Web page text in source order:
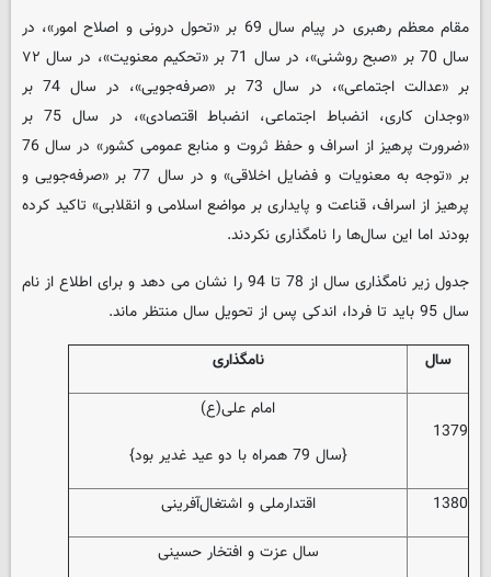
مقام معظم رهبری در پیام سال 69 بر «تحول درونی و اصلاح امور»، در
سال 70 بر «صبح روشنی»، در سال 71 بر «تحکیم معنویت»، در سال ۷۲
بر «عدالت اجتماعی»، در سال 73 بر «صرفه‌جویی»، در سال 74 بر
«وجدان کاری، انضباط اجتماعی، انضباط اقتصادی»، در سال 75 بر
«ضرورت پرهیز از اسراف و حفظ ثروت و منابع عمومی کشور» در سال 76
بر «توجه به معنویات و فضایل اخلاقی» و در سال 77 بر «صرفه‌جویی و
پرهیز از اسراف، قناعت و پایداری بر مواضع اسلامی و انقلابی» تاکید کرده
بودند اما این سال‌ها را نامگذاری نکردند.
جدول زیر نامگذاری سال از 78 تا 94 را نشان می دهد و برای اطلاع از نام
سال 95 باید تا فردا، اندکی پس از تحویل سال منتظر ماند.
سال
نامگذاری
1379
امام علی(ع)
{سال 79 همراه با دو عید غدیر بود}
1380
اقتدارملی و اشتغال‌آفرینی
سال عزت و افتخار حسینی